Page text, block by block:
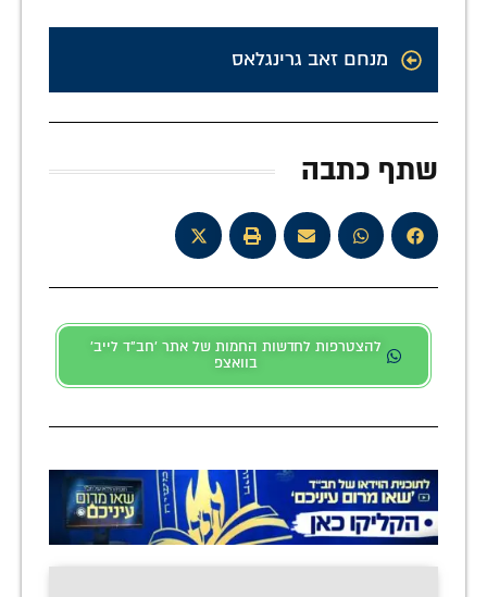
מנחם זאב גרינגלאס
שתף כתבה
להצטרפות לחדשות החמות של אתר 'חב"ד לייב'
בוואצפ